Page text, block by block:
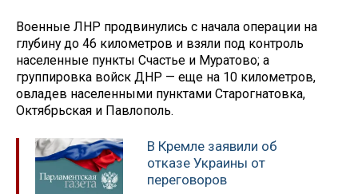
Военные ЛНР продвинулись с начала операции на
глубину до 46 километров и взяли под контроль
населенные пункты Счастье и Муратово; а
группировка войск ДНР — еще на 10 километров,
овладев населенными пунктами Старогнатовка,
Октябрьская и Павлополь.
В Кремле заявили об
отказе Украины от
переговоров